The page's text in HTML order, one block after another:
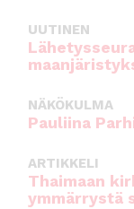
UUTINEN
NÄKÖKULMA
Pauliina
ARTIKKELI
Thaimaan
ymmärrystä